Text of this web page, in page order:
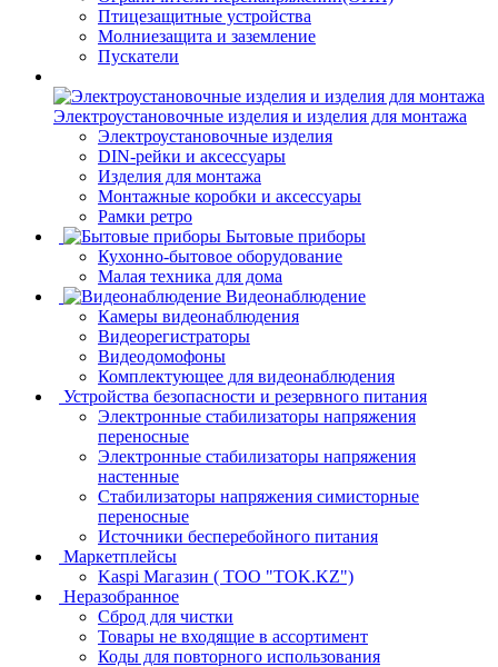
Птицезащитные устройства
Молниезащита и заземление
Пускатели
Электроустановочные изделия и изделия для монтажа
Электроустановочные изделия
DIN-рейки и аксессуары
Изделия для монтажа
Монтажные коробки и аксессуары
Рамки ретро
Бытовые приборы
Кухонно-бытовое оборудование
Малая техника для дома
Видеонаблюдение
Камеры видеонаблюдения
Видеорегистраторы
Видеодомофоны
Комплектующее для видеонаблюдения
Устройства безопасности и резервного питания
Электронные стабилизаторы напряжения
переносные
Электронные стабилизаторы напряжения
настенные
Стабилизаторы напряжения симисторные
переносные
Источники бесперебойного питания
Маркетплейсы
Kaspi Магазин ( ТОО "TOK.KZ")
Неразобранное
Сброд для чистки
Товары не входящие в ассортимент
Коды для повторного использования